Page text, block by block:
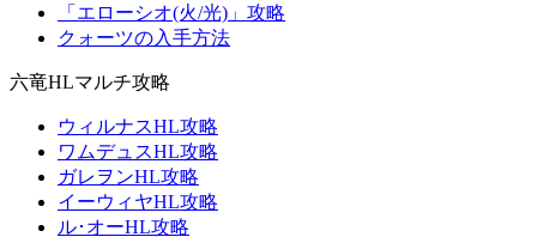
「エローシオ(火/光)」攻略
クォーツの入手方法
六竜HLマルチ攻略
ウィルナスHL攻略
ワムデュスHL攻略
ガレヲンHL攻略
イーウィヤHL攻略
ル･オーHL攻略